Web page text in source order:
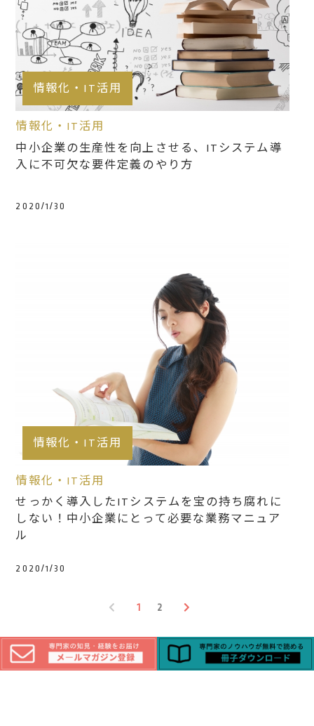
情報化・IT活用
情報化・IT活用
中小企業の生産性を向上させる、ITシステム導
入に不可欠な要件定義のやり方
2020/1/30
情報化・IT活用
情報化・IT活用
せっかく導入したITシステムを宝の持ち腐れに
しない！中小企業にとって必要な業務マニュア
ル
2020/1/30
1 2